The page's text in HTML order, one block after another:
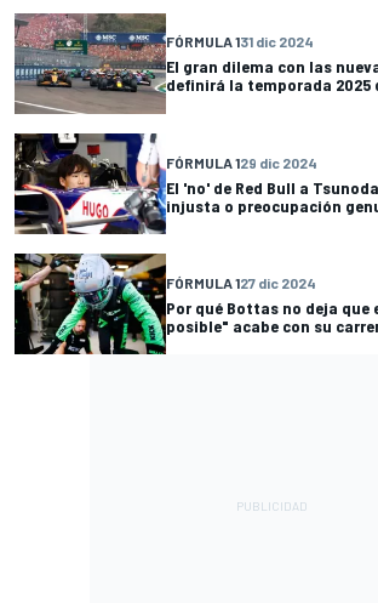
FÓRMULA 131 dic 2024
El gran dilema con las
definirá la temporada 2025
FÓRMULA 129 dic 2024
El 'no' de Red Bull a
injusta o preocupación
FÓRMULA 127 dic 2024
Por qué Bottas no deja que
posible" acabe con su